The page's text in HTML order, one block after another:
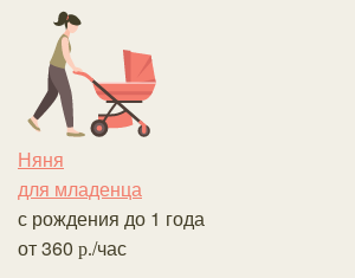
Няня
для младенца
с рождения до 1 года
от360 р./час